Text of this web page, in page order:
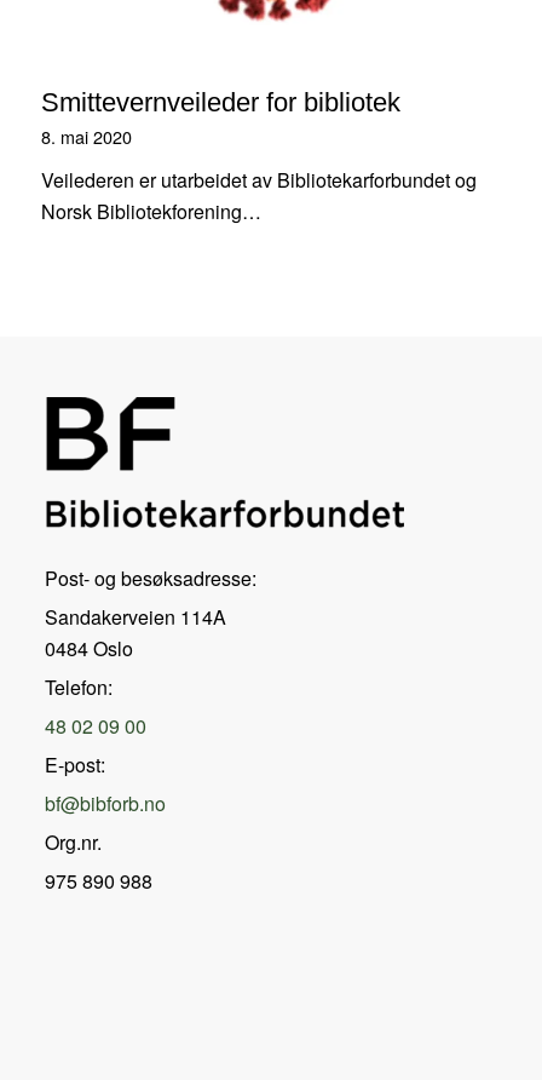
Smittevernveileder for bibliotek
8. mai 2020
Veilederen er utarbeidet av Bibliotekarforbundet og
Norsk Bibliotekforening…
Post- og besøksadresse:
Sandakerveien 114A
0484 Oslo
Telefon:
48 02 09 00
E-post:
bf@bibforb.no
Org.nr.
975 890 988